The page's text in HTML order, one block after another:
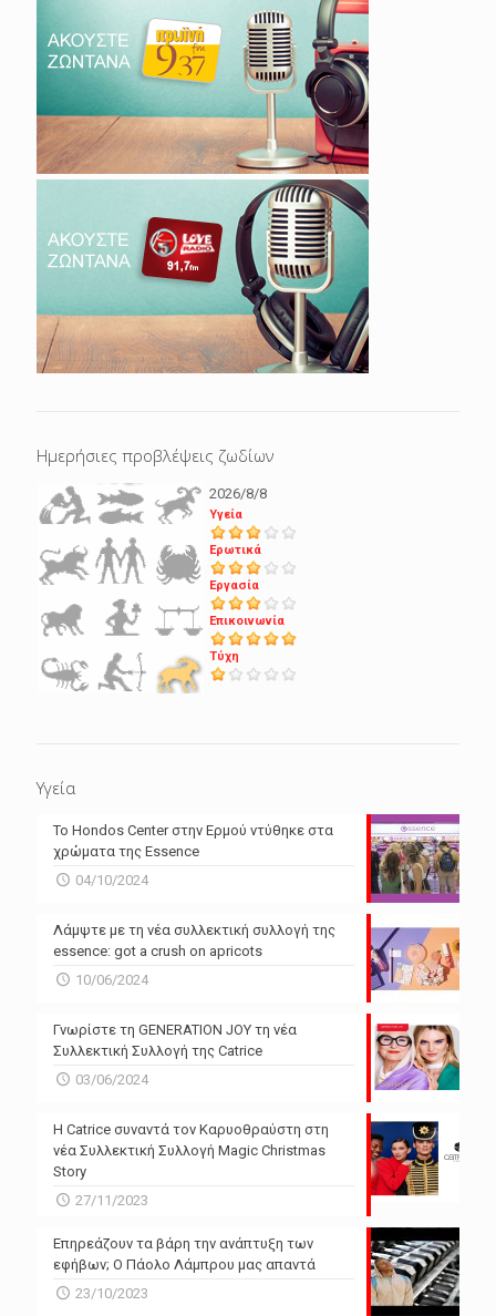
Ημερήσιες προβλέψεις ζωδίων
2026/8/8
Υγεία
Ερωτικά
Εργασία
Επικοινωνία
Τύχη
Υγεία
Το Hondos Center στην Ερμού ντύθηκε στα
χρώματα της Essence
04/10/2024
Λάμψτε με τη νέα συλλεκτική συλλογή της
essence: got a crush on apricots
10/06/2024
Γνωρίστε τη GENERATION JOY τη νέα
Συλλεκτική Συλλογή της Catrice
03/06/2024
Η Catrice συναντά τον Καρυοθραύστη στη
νέα Συλλεκτική Συλλογή Magic Christmas
Story
27/11/2023
Επηρεάζουν τα βάρη την ανάπτυξη των
εφήβων; Ο Πάολο Λάμπρου μας απαντά
23/10/2023